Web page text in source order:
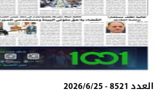
العدد 8521 - 2026/6/25